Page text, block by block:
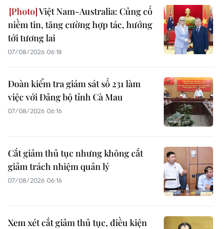
Việt Nam-Australia: Củng cố
niềm tin, tăng cường hợp tác, hướng
tới tương lai
07/08/2026 06:18
Đoàn kiểm tra giám sát số 231 làm
việc với Đảng bộ tỉnh Cà Mau
07/08/2026 06:16
Cắt giảm thủ tục nhưng không cắt
giảm trách nhiệm quản lý
07/08/2026 06:16
Xem xét cắt giảm thủ tục, điều kiện